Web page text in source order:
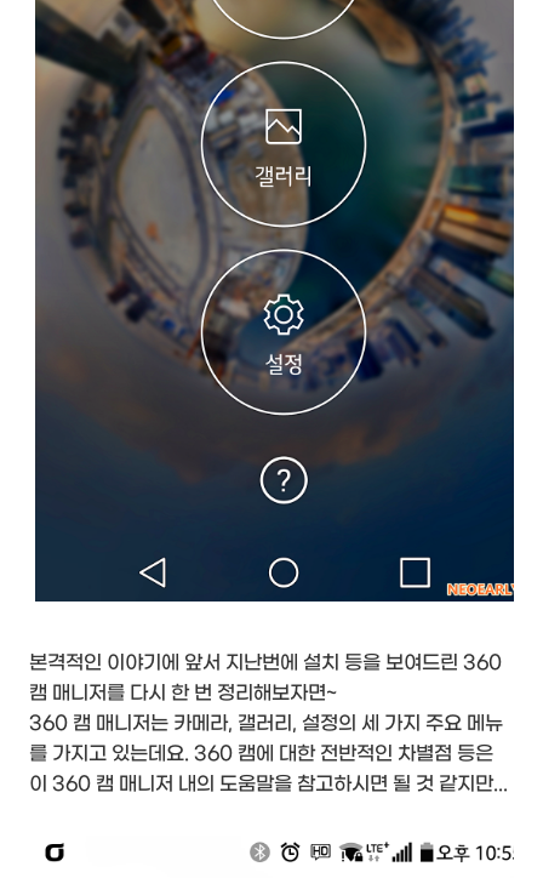
본격적인 이야기에 앞서 지난번에 설치 등을 보여드린 360
캠 매니저를 다시 한 번 정리해보자면~
360 캠 매니저는 카메라, 갤러리, 설정의 세 가지 주요 메뉴
를 가지고 있는데요. 360 캠에 대한 전반적인 차별점 등은
이 360 캠 매니저 내의 도움말을 참고하시면 될 것 같지만...